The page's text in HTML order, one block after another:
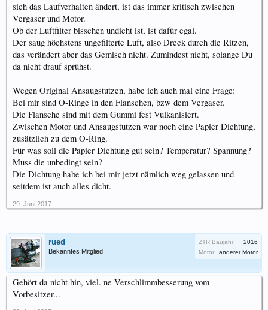
sich das Laufverhalten ändert, ist das immer kritisch zwischen
Vergaser und Motor.
Ob der Luftfilter bisschen undicht ist, ist dafür egal.
Der saug höchstens ungefilterte Luft, also Dreck durch die Ritzen,
das verändert aber das Gemisch nicht. Zumindest nicht, solange Du
da nicht drauf sprühst.
Wegen Original Ansaugstutzen, habe ich auch mal eine Frage:
Bei mir sind O-Ringe in den Flanschen, bzw dem Vergaser.
Die Flansche sind mit dem Gummi fest Vulkanisiert.
Zwischen Motor und Ansaugstutzen war noch eine Papier Dichtung,
zusätzlich zu dem O-Ring.
Für was soll die Papier Dichtung gut sein? Temperatur? Spannung?
Muss die unbedingt sein?
Die Dichtung habe ich bei mir jetzt nämlich weg gelassen und
seitdem ist auch alles dicht.
29. Juni 2017
rued
Bekanntes Mitglied
ZTR Baujahr:
2016
Motor: anderer Motor
Gehört da nicht hin, viel. ne Verschlimmbesserung vom
Vorbesitzer...